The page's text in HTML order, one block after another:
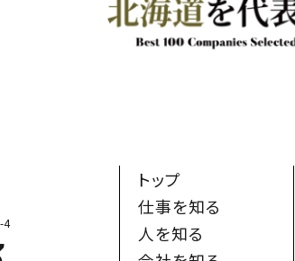
4
トップ
仕事を知る
人を知る